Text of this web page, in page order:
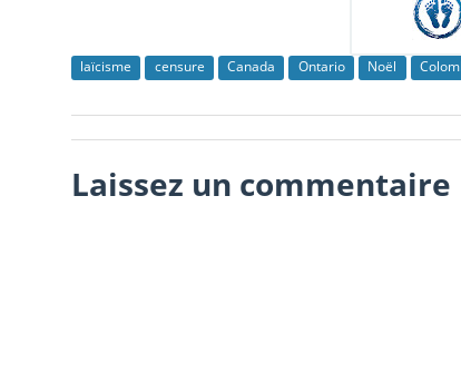
laïcisme censure Canada Ontario Noël
Laissez un commentaire